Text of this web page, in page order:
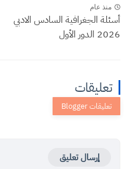
منذ عام
أسئلة الجغرافية السادس الادبي
2026 الدور الأول
تعليقات
إرسال تعليق